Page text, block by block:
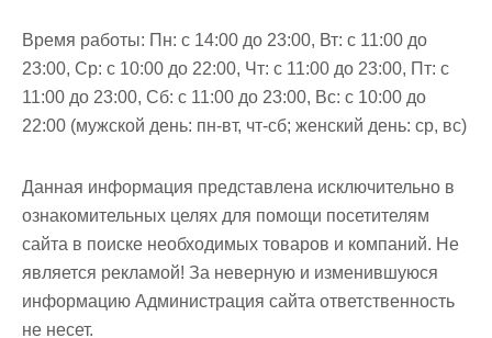
Время работы: Пн: с 14:00 до 23:00, Вт: с 11:00 до
23:00, Ср: с 10:00 до 22:00, Чт: с 11:00 до 23:00, Пт: с
11:00 до 23:00, Сб: с 11:00 до 23:00, Вс: с 10:00 до
22:00 (мужской день: пн-вт, чт-сб; женский день: ср, вс)
Данная информация представлена исключительно в
ознакомительных целях для помощи посетителям
сайта в поиске необходимых товаров и компаний. Не
является рекламой! За неверную и изменившуюся
информацию Администрация сайта ответственность
не несет.